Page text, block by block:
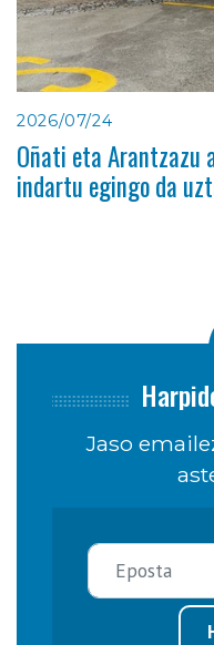
2026/07/24
Oñati eta Arantzazu
indartu egingo da
Jaso